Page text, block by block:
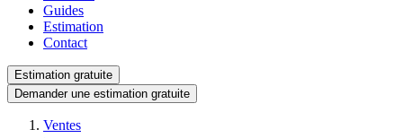
Guides
Estimation
Contact
Estimation gratuite
Demander une estimation gratuite
Ventes